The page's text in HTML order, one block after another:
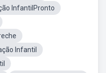
InfantilPronto
Infantil